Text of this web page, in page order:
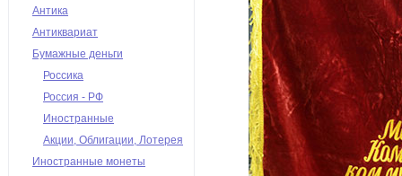
Антика
Антиквариат
Бумажные деньги
Россика
Россия - РФ
Иностранные
Акции, Облигации, Лотерея
Иностранные монеты